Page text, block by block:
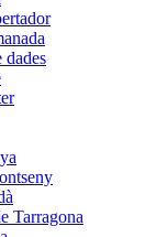
dades
Tarragona